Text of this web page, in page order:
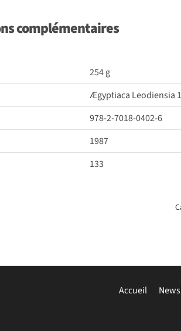
complémentaires
254 g
Ægyptiaca Leodiensia 1
978-2-7018-0402-6
1987
133
Accueil